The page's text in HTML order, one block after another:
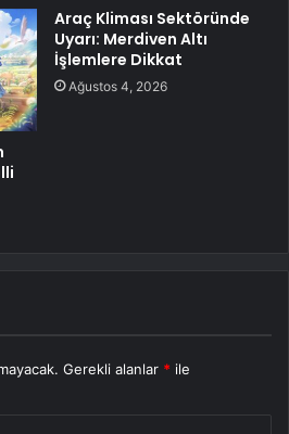
Araç Kliması Sektöründe
Uyarı: Merdiven Altı
İşlemlere Dikkat
Ağustos 4, 2026
Gerekli alanlar * ile